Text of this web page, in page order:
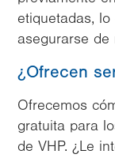
etiquetadas,
asegurarse de
¿Ofrecen
Ofrecemos
gratuita para
de VHP. ¿Le